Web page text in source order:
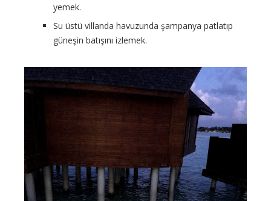
yemek.
Su üstü villanda havuzunda şampanya patlatıp
güneşin batışını izlemek.